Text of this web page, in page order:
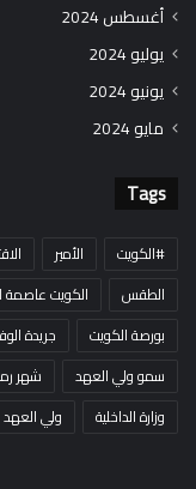
أغسطس 2024
يوليو 2024
يونيو 2024
مايو 2024
Tags
#الكويت الأمير
الطقس
الكويت عاصمة
بورصة الكويت
جريدة
سمو ولي العهد
شهر
وزارة الداخلية
ولي العهد